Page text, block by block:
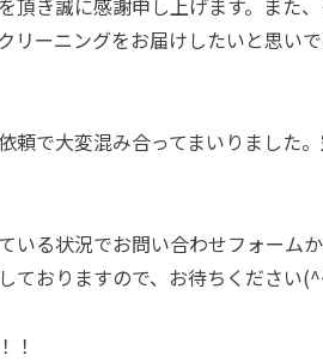
頂き誠に感謝申し上げます。また
リーニングをお届けしたいと思い
頼で大変混み合ってまいりました
いる状況でお問い合わせフォーム
ておりますので、お待ちください
！